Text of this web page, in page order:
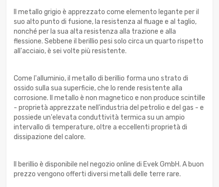
Il metallo grigio è apprezzato come elemento legante per il
suo alto punto di fusione, la resistenza al fluage e al taglio,
nonché per la sua alta resistenza alla trazione e alla
flessione. Sebbene il berillio pesi solo circa un quarto rispetto
all'acciaio, è sei volte più resistente.
Come l'alluminio, il metallo di berillio forma uno strato di
ossido sulla sua superficie, che lo rende resistente alla
corrosione. Il metallo è non magnetico e non produce scintille
- proprietà apprezzate nell'industria del petrolio e del gas - e
possiede un'elevata conduttività termica su un ampio
intervallo di temperature, oltre a eccellenti proprietà di
dissipazione del calore.
Il berillio è disponibile nel negozio online di Evek GmbH. A buon
prezzo vengono offerti diversi metalli delle terre rare.